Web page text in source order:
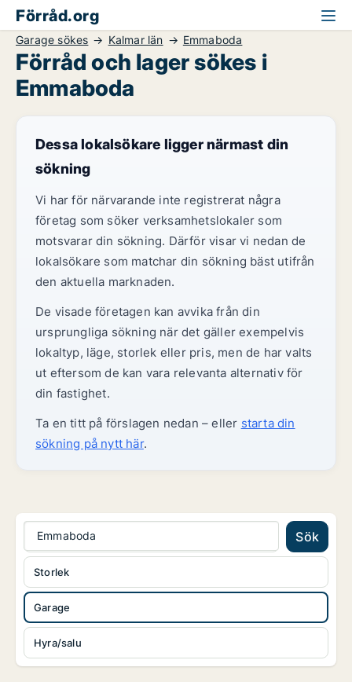
Förråd.org
Garage sökes Kalmar län Emmaboda
Förråd och lager sökes i
Emmaboda
Dessa lokalsökare ligger närmast din
sökning
Vi har för närvarande inte registrerat några
företag som söker verksamhetslokaler som
motsvarar din sökning. Därför visar vi nedan de
lokalsökare som matchar din sökning bäst utifrån
den aktuella marknaden.
De visade företagen kan avvika från din
ursprungliga sökning när det gäller exempelvis
lokaltyp, läge, storlek eller pris, men de har valts
ut eftersom de kan vara relevanta alternativ för
din fastighet.
Ta en titt på förslagen nedan – eller starta din
sökning på nytt här.
Emmaboda Sök
Garage
Hyra/salu
Storlek